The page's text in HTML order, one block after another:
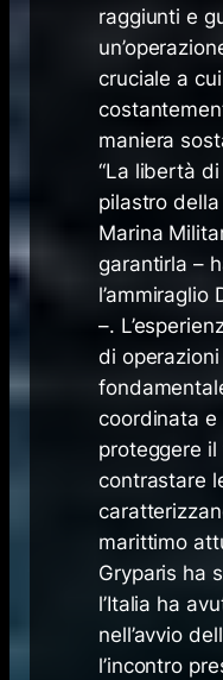
raggiunti e
cruciale a cui
maniera
“La libertà di
pilastro
Marina
garantirla –
l’ammiraglio
–.
di
coordinata
proteggere
contrastare
marittimo
Gryparis ha
l’Italia ha
nell’avvio
l’incontro